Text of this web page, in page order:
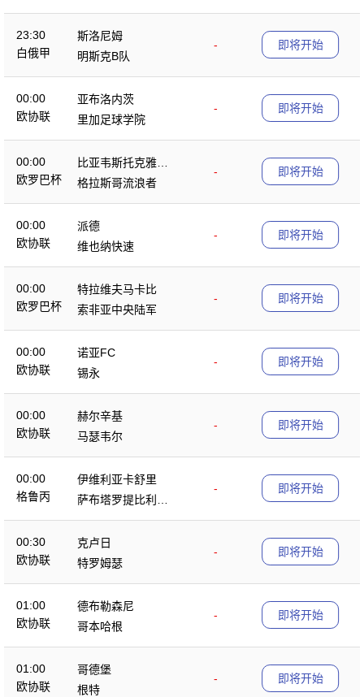
23:30
白俄甲
斯洛尼姆
-
明斯克B队
即将开始
00:00
欧协联
亚布洛内茨
-
里加足球学院
即将开始
00:00
欧罗巴杯
比亚韦斯托克雅盖
隆
-
格拉斯哥流浪者
即将开始
00:00
欧协联
派德
-
维也纳快速
即将开始
00:00
欧罗巴杯
特拉维夫马卡比
-
索非亚中央陆军
即将开始
00:00
欧协联
诺亚FC
-
锡永
即将开始
00:00
欧协联
赫尔辛基
-
马瑟韦尔
即将开始
00:00
格鲁丙
伊维利亚卡舒里
-
萨布塔罗提比利锡
B队
即将开始
00:30
欧协联
克卢日
-
特罗姆瑟
即将开始
01:00
欧协联
德布勒森尼
-
哥本哈根
即将开始
01:00
欧协联
哥德堡
-
根特
即将开始